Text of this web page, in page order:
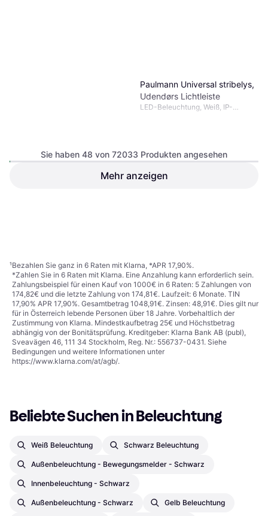
Paulmann Universal stribelys,
Udendørs Lichtleiste
LED-Beleuchtung, Weiß, IP-
Sie haben 48 von 72033 Produkten angesehen
Mehr anzeigen
¹Bezahlen Sie ganz in 6 Raten mit Klarna, *APR 17,90%.
*Zahlen Sie in 6 Raten mit Klarna. Eine Anzahlung kann erforderlich sein.
Zahlungsbeispiel für einen Kauf von 1000€ in 6 Raten: 5 Zahlungen von
174,82€ und die letzte Zahlung von 174,81€. Laufzeit: 6 Monate. TIN
17,90% APR 17,90%. Gesamtbetrag 1048,91€. Zinsen: 48,91€. Dies gilt nur
für in Österreich lebende Personen über 18 Jahre. Vorbehaltlich der
Zustimmung von Klarna. Mindestkaufbetrag 25€ und Höchstbetrag
abhängig von der Bonitätsprüfung. Kreditgeber: Klarna Bank AB (publ),
Sveavägen 46, 111 34 Stockholm, Reg. Nr.: 556737-0431. Siehe
Bedingungen und weitere Informationen unter
https://www.klarna.com/at/agb/.
Beliebte Suchen in Beleuchtung
Weiß Beleuchtung Schwarz Beleuchtung
Außenbeleuchtung - Bewegungsmelder - Schwarz
Innenbeleuchtung - Schwarz
Außenbeleuchtung - Schwarz Gelb Beleuchtung